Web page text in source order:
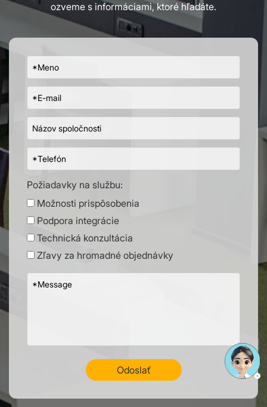
ozveme s informáciami, ktoré hľadáte.
Požiadavky na službu:
Možnosti prispôsobenia
Podpora integrácie
Technická konzultácia
Zľavy za hromadné objednávky
Odoslať